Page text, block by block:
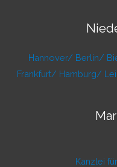
Hannover/ Berlin/
Frankfurt/ Hamburg/
Kanzlei